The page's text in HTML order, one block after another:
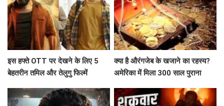
इस हफ्ते OTT पर देखने के लिए 5
बेहतरीन तमिल और तेलुगु फिल्में
क्या है औरंगजेब के खजाने का रहस्य?
अमेरिका में मिला 300 साल पुराना